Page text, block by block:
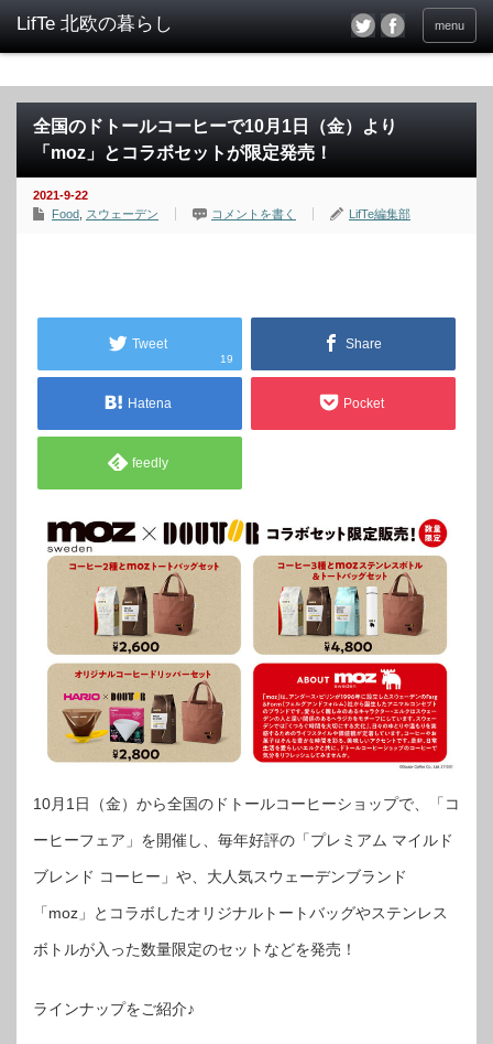
menu
全国のドトールコーヒーで10月1日（金）より
「moz」とコラボセットが限定発売！
2021-9-22
Food スウェーデン コメントを書く LifTe編集部
Tweet
19
Share
Hatena Pocket
feedly
10月1日（金）から全国のドトールコーヒーショップで、「コ
ーヒーフェア」を開催し、毎年好評の「プレミアム マイルド
ブレンド コーヒー」や、大人気スウェーデンブランド
「moz」とコラボしたオリジナルトートバッグやステンレス
ボトルが入った数量限定のセットなどを発売！
ラインナップをご紹介♪